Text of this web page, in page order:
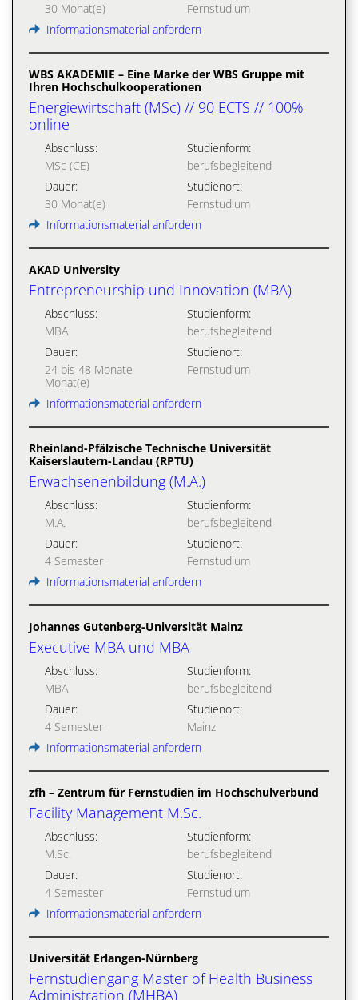
30 Monat(e)
Fernstudium
Informationsmaterial anfordern
WBS AKADEMIE – Eine Marke der WBS Gruppe mit
Ihren Hochschulkooperationen
Energiewirtschaft (MSc) // 90 ECTS // 100%
online
Abschluss:
MSc (CE)
Studienform:
berufsbegleitend
Dauer:
30 Monat(e)
Studienort:
Fernstudium
Informationsmaterial anfordern
AKAD University
Entrepreneurship und Innovation (MBA)
Abschluss:
MBA
Studienform:
berufsbegleitend
Dauer:
24 bis 48 Monate
Monat(e)
Studienort:
Fernstudium
Informationsmaterial anfordern
Rheinland-Pfälzische Technische Universität
Kaiserslautern-Landau (RPTU)
Erwachsenenbildung (M.A.)
Abschluss:
M.A.
Studienform:
berufsbegleitend
Dauer:
4 Semester
Studienort:
Fernstudium
Informationsmaterial anfordern
Johannes Gutenberg-Universität Mainz
Executive MBA und MBA
Abschluss:
MBA
Studienform:
berufsbegleitend
Dauer:
4 Semester
Studienort:
Mainz
Informationsmaterial anfordern
zfh – Zentrum für Fernstudien im Hochschulverbund
Facility Management M.Sc.
Abschluss:
M.Sc.
Studienform:
berufsbegleitend
Dauer:
4 Semester
Studienort:
Fernstudium
Informationsmaterial anfordern
Universität Erlangen-Nürnberg
Fernstudiengang Master of Health Business
Administration (MHBA)